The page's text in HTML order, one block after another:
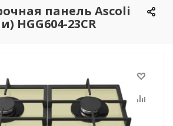
панель Ascoli
HGG604-23CR